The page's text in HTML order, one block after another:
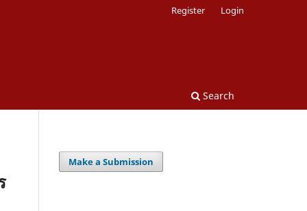
Search
Register Login
Make a Submission